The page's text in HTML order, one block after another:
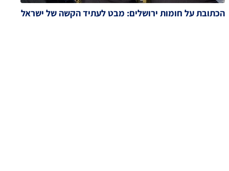
הכתובת על חומות ירושלים: מבט לעתיד הקשה של ישראל